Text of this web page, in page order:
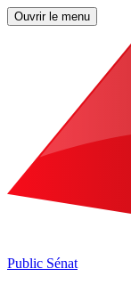
Ouvrir le menu
Public Sénat